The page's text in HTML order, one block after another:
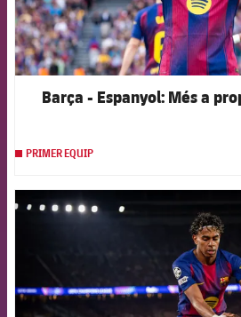
Barça - Espanyol: Més a
PRIMER EQUIP